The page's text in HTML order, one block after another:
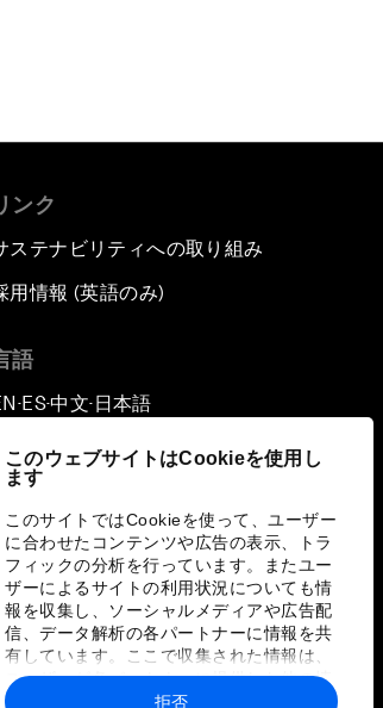
このウェブサイトはCookieを使用し
ます
このサイトではCookieを使って、ユーザー
に合わせたコンテンツや広告の表示、トラ
フィックの分析を行っています。またユー
ザーによるサイトの利用状況についても情
報を収集し、ソーシャルメディアや広告配
信、データ解析の各パートナーに情報を共
有しています。ここで収集された情報は、
ユーザーが各パートナーに提供した他の情
報や各パートナーのサービスを使用した際
拒否
ンク
ステナビリティへの取り組み
用情報 (英語のみ)
語
▪ ES▪中文▪ 日本語